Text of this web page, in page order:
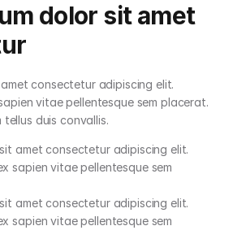
dolor sit amet
consectetur adipiscing elit.
vitae pellentesque sem placerat.
tellus duis convallis.
amet consectetur adipiscing elit.
sapien vitae pellentesque sem
amet consectetur adipiscing elit.
sapien vitae pellentesque sem